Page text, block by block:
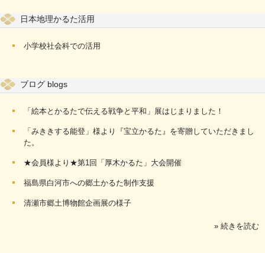
日本地理かるた活用
小学校社会科での活用
ブログ blogs
「絵本とかるたで伝える戦争と平和」展はじまりました！
「みききする能登」様より『宝立かるた』を寄贈していただきまし
た。
★会員様より★第1回「厚木かるた」大会開催
福島県白河市への郷土かるた制作支援
清瀬市郷土博物館企画展の様子
» 続きを読む